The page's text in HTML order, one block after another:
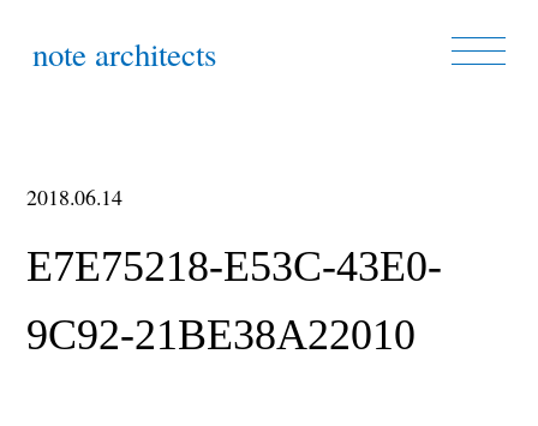
note architects
2018.06.14
E7E75218-E53C-43E0-
9C92-21BE38A22010